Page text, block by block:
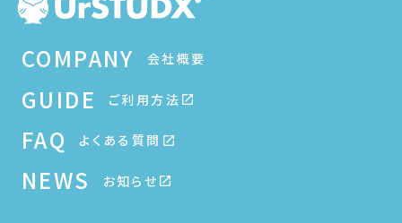
COMPANY 会社概要
GUIDE ご利用方法
FAQ よくある質問
NEWS お知らせ